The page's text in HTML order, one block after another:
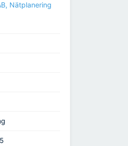
Nätplanering